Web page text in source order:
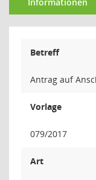
Betreff
Antrag auf
Vorlage
079/2017
Art